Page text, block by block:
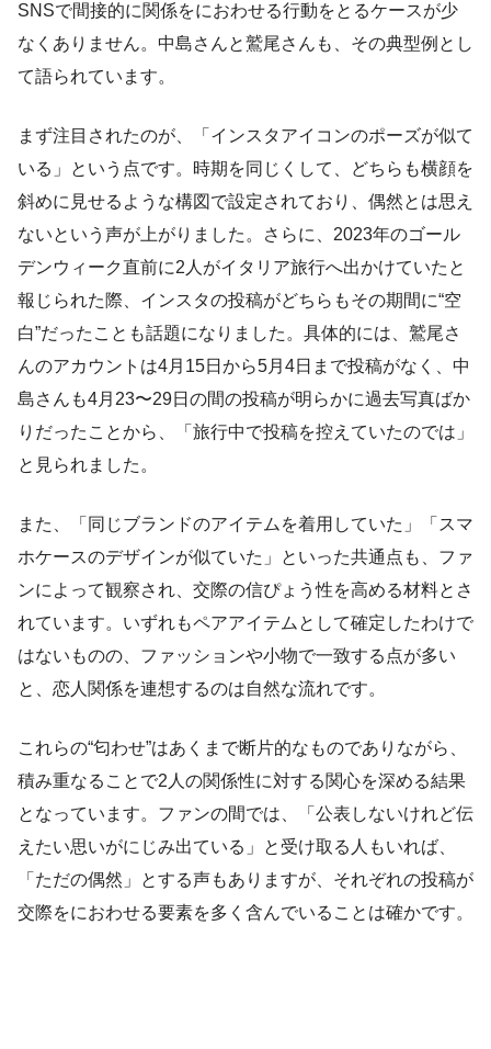
SNSで間接的に関係をにおわせる行動をとるケースが少
なくありません。中島さんと鷲尾さんも、その典型例とし
て語られています。
まず注目されたのが、「インスタアイコンのポーズが似て
いる」という点です。時期を同じくして、どちらも横顔を
斜めに見せるような構図で設定されており、偶然とは思え
ないという声が上がりました。さらに、2023年のゴール
デンウィーク直前に2人がイタリア旅行へ出かけていたと
報じられた際、インスタの投稿がどちらもその期間に“空
白”だったことも話題になりました。具体的には、鷲尾さ
んのアカウントは4月15日から5月4日まで投稿がなく、中
島さんも4月23〜29日の間の投稿が明らかに過去写真ばか
りだったことから、「旅行中で投稿を控えていたのでは」
と見られました。
また、「同じブランドのアイテムを着用していた」「スマ
ホケースのデザインが似ていた」といった共通点も、ファ
ンによって観察され、交際の信ぴょう性を高める材料とさ
れています。いずれもペアアイテムとして確定したわけで
はないものの、ファッションや小物で一致する点が多い
と、恋人関係を連想するのは自然な流れです。
これらの“匂わせ”はあくまで断片的なものでありながら、
積み重なることで2人の関係性に対する関心を深める結果
となっています。ファンの間では、「公表しないけれど伝
えたい思いがにじみ出ている」と受け取る人もいれば、
「ただの偶然」とする声もありますが、それぞれの投稿が
交際をにおわせる要素を多く含んでいることは確かです。